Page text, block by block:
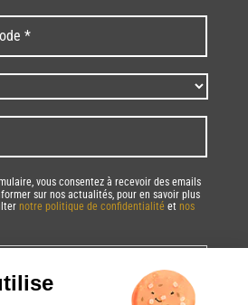
vous consentez à recevoir des emails
sur nos actualités, pour en savoir plus
notre politique de confidentialité et nos